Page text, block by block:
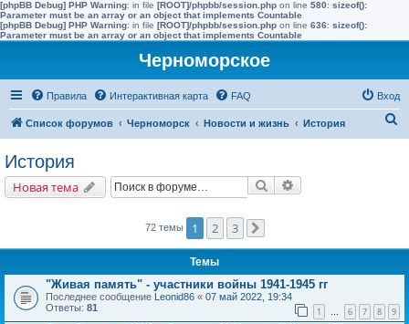
[phpBB Debug] PHP Warning: in file [ROOT]/phpbb/session.php on line 580: sizeof():
Parameter must be an array or an object that implements Countable
[phpBB Debug] PHP Warning: in file [ROOT]/phpbb/session.php on line 636: sizeof():
Parameter must be an array or an object that implements Countable
Черноморское
Правила Интерактивная карта FAQ Вход
Список форумов Черноморск Новости и жизнь История
История
Новая тема Поиск
72 темы 1 2 3
Темы
"Живая память" - участники войны 1941-1945 гг
Последнее сообщение Leonid86 « 07 май 2022, 19:34
Ответы: 81 1 … 6 7 8 9